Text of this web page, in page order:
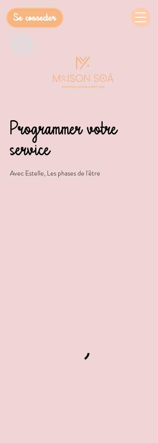
Se connecter
Programmer votre
service
Avec Estelle, Les phases de l'être